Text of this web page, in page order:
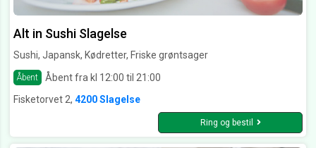
Alt in Sushi Slagelse
Sushi, Japansk, Kødretter, Friske grøntsager
Åbent
Åbent fra kl 12:00 til 21:00
Fisketorvet 2, 4200 Slagelse
Ring og bestil